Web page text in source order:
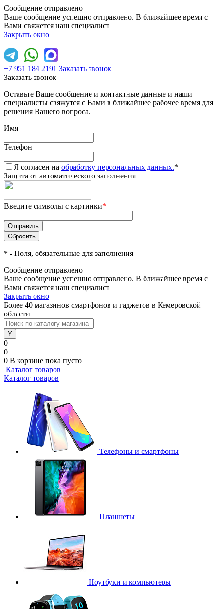
Сообщение отправлено
Ваше сообщение успешно отправлено. В ближайшее время с
Вами свяжется наш специалист
Закрыть окно
+7 951 184 2191 Заказать звонок
Заказать звонок
Оставьте Ваше сообщение и контактные данные и наши
специалисты свяжутся с Вами в ближайшее рабочее время для
решения Вашего вопроса.
Имя
Телефон
Я согласен на обработку персональных данных.*
Защита от автоматического заполнения
Введите символы с картинки*
* - Поля, обязательные для заполнения
Сообщение отправлено
Ваше сообщение успешно отправлено. В ближайшее время с
Вами свяжется наш специалист
Закрыть окно
Более 40 магазинов смартфонов и гаджетов в Кемеровской
области
0
0
0 В корзине пока пусто
Каталог товаров
Каталог товаров
Телефоны и смартфоны
Планшеты
Ноутбуки и компьютеры